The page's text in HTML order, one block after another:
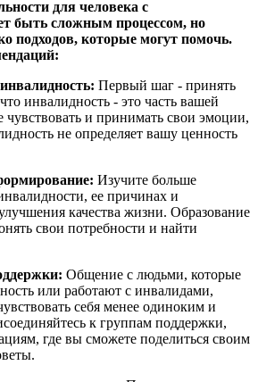
для человека с
быть сложным процессом, но
подходов, которые могут помочь.
Первый шаг - принять
инвалидность - это часть вашей
чувствовать и принимать свои эмоции,
не определяет вашу ценность
Изучите больше
ее причинах и
качества жизни. Образование
свои потребности и найти
Общение с людьми, которые
или работают с инвалидами,
себя менее одиноким и
к группам поддержки,
где вы сможете поделиться своим